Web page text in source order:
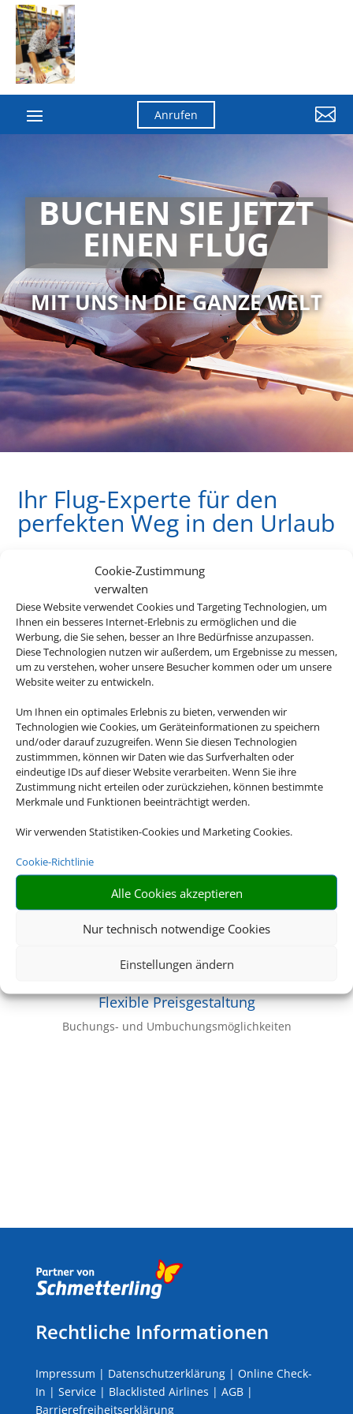
Cookie-Zustimmung
verwalten
Diese Website verwendet Cookies und Targeting Technologien, um
Ihnen ein besseres Internet-Erlebnis zu ermöglichen und die
Werbung, die Sie sehen, besser an Ihre Bedürfnisse anzupassen.
Diese Technologien nutzen wir außerdem, um Ergebnisse zu messen,
um zu verstehen, woher unsere Besucher kommen oder um unsere
Website weiter zu entwickeln.
Um Ihnen ein optimales Erlebnis zu bieten, verwenden wir
Technologien wie Cookies, um Geräteinformationen zu speichern
und/oder darauf zuzugreifen. Wenn Sie diesen Technologien
zustimmmen, können wir Daten wie das Surfverhalten oder
eindeutige IDs auf dieser Website verarbeiten. Wenn Sie ihre
Zustimmung nicht erteilen oder zurückziehen, können bestimmte
Merkmale und Funktionen beeinträchtigt werden.
Wir verwenden Statistiken-Cookies und Marketing Cookies.
Cookie-Richtlinie
Alle Cookies akzeptieren
Nur technisch notwendige Cookies
Einstellungen ändern
Anrufen 
BUCHEN SIE JETZT
EINEN FLUG
MIT UNS IN DIE GANZE WELT
Ihr Flug-Experte für den
perfekten Weg in den Urlaub
Egal wohin die Reise gehen soll – wir haben für jedes Ziel
den perfekten Flug für Sie! Profitieren Sie jetzt von unserem
Linienflug-Preisvergleich.
Z
Volle Auswahl
Flüge aus über 1000 Airlines
Z
Linienflüge fliegen in der Regel zum angegebenen
Zeitpunkt
Z
Flexible Preisgestaltung
Buchungs- und Umbuchungsmöglichkeiten
Rechtliche Informationen
Impressum | Datenschutzerklärung| Online Check-
In | Service| Blacklisted Airlines | AGB|
Barrierefreiheitserklärung